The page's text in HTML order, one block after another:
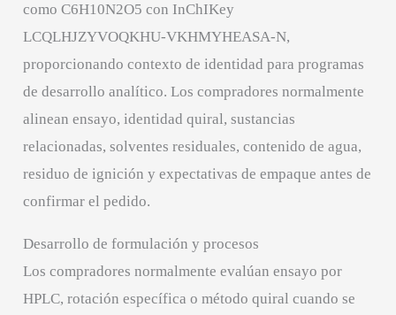
como C6H10N2O5 con InChIKey
LCQLHJZYVOQKHU-VKHMYHEASA-N,
proporcionando contexto de identidad para programas
de desarrollo analítico. Los compradores normalmente
alinean ensayo, identidad quiral, sustancias
relacionadas, solventes residuales, contenido de agua,
residuo de ignición y expectativas de empaque antes de
confirmar el pedido.
Desarrollo de formulación y procesos
Los compradores normalmente evalúan ensayo por
HPLC, rotación específica o método quiral cuando se